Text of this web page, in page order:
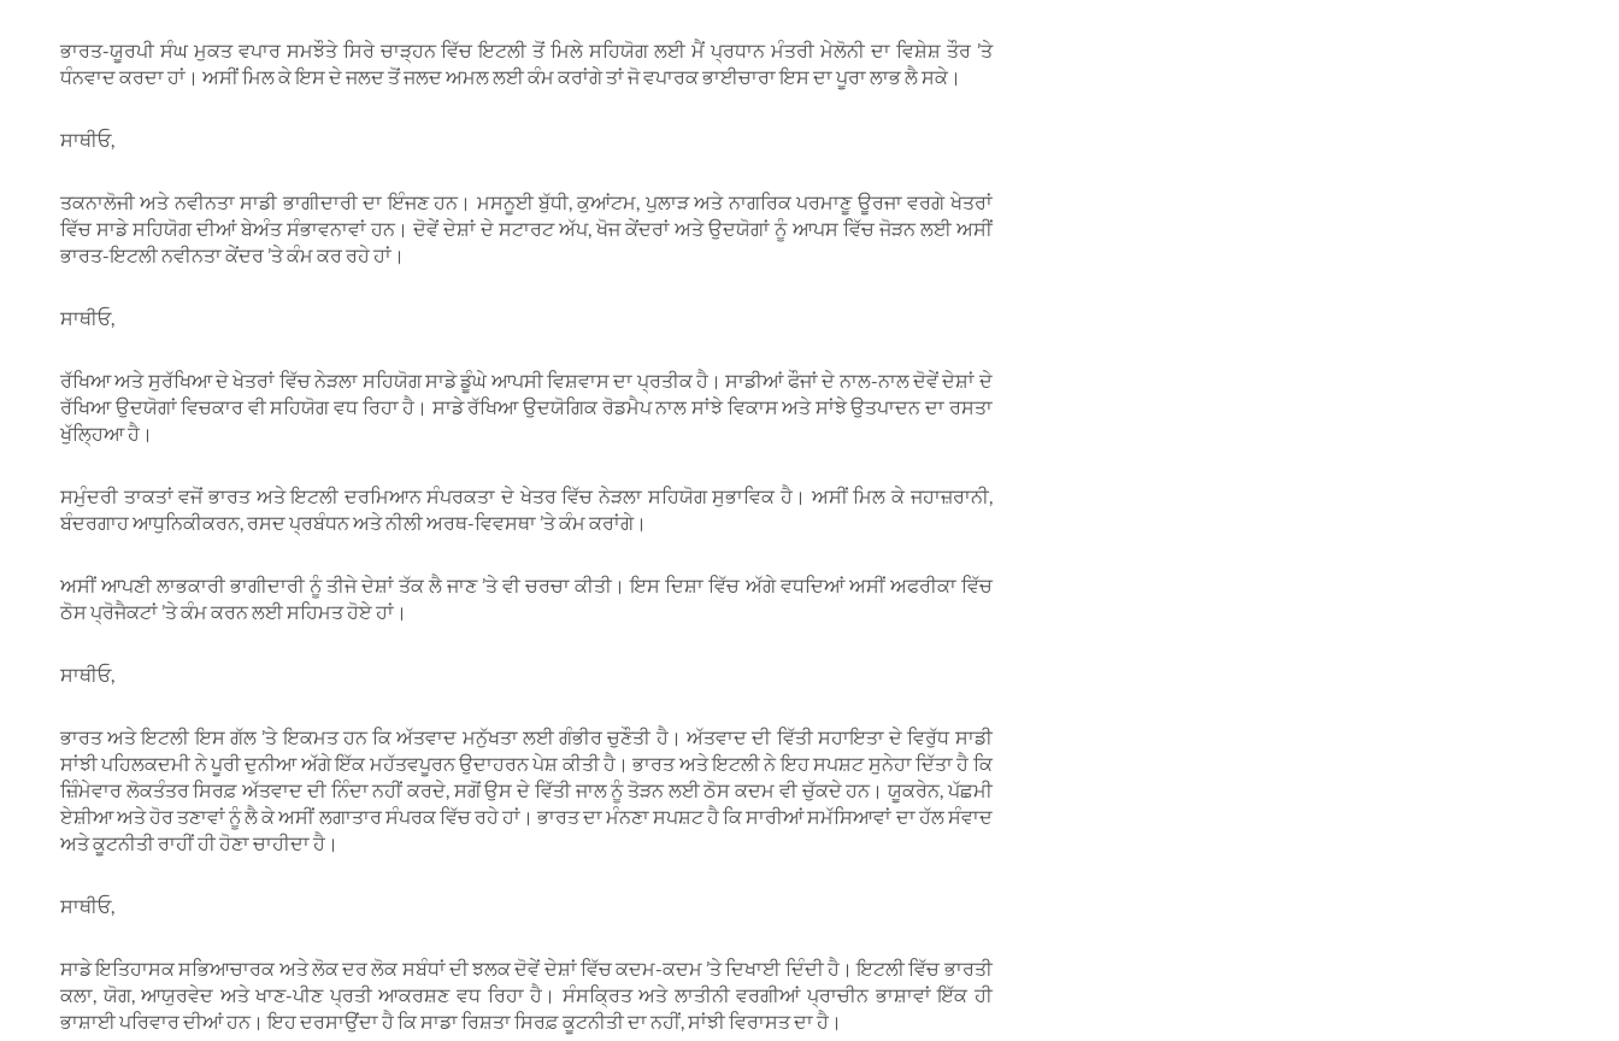
ਭਾਰਤ-ਯੂਰਪੀ ਸੰਘ ਮੁਕਤ ਵਪਾਰ ਸਮਝੌਤੇ ਸਿਰੇ ਚਾੜ੍ਹਨ ਵਿੱਚ ਇਟਲੀ ਤੋਂ ਮਿਲੇ ਸਹਿਯੋਗ ਲਈ ਮੈਂ ਪ੍ਰਧਾਨ ਮੰਤਰੀ ਮੇਲੋਨੀ ਦਾ ਵਿਸ਼ੇਸ਼ ਤੌਰ ’ਤੇ
ਧੰਨਵਾਦ ਕਰਦਾ ਹਾਂ। ਅਸੀਂ ਮਿਲ ਕੇ ਇਸ ਦੇ ਜਲਦ ਤੋਂ ਜਲਦ ਅਮਲ ਲਈ ਕੰਮ ਕਰਾਂਗੇ ਤਾਂ ਜੋ ਵਪਾਰਕ ਭਾਈਚਾਰਾ ਇਸ ਦਾ ਪੂਰਾ ਲਾਭ ਲੈ ਸਕੇ।
ਸਾਥੀਓ,
ਤਕਨਾਲੋਜੀ ਅਤੇ ਨਵੀਨਤਾ ਸਾਡੀ ਭਾਗੀਦਾਰੀ ਦਾ ਇੰਜਣ ਹਨ। ਮਸਨੂਈ ਬੁੱਧੀ, ਕੁਆਂਟਮ, ਪੁਲਾੜ ਅਤੇ ਨਾਗਰਿਕ ਪਰਮਾਣੂ ਊਰਜਾ ਵਰਗੇ ਖੇਤਰਾਂ
ਵਿੱਚ ਸਾਡੇ ਸਹਿਯੋਗ ਦੀਆਂ ਬੇਅੰਤ ਸੰਭਾਵਨਾਵਾਂ ਹਨ। ਦੋਵੇਂ ਦੇਸ਼ਾਂ ਦੇ ਸਟਾਰਟ ਅੱਪ, ਖੋਜ ਕੇਂਦਰਾਂ ਅਤੇ ਉਦਯੋਗਾਂ ਨੂੰ ਆਪਸ ਵਿੱਚ ਜੋੜਨ ਲਈ ਅਸੀਂ
ਭਾਰਤ-ਇਟਲੀ ਨਵੀਨਤਾ ਕੇਂਦਰ ’ਤੇ ਕੰਮ ਕਰ ਰਹੇ ਹਾਂ।
ਸਾਥੀਓ,
ਰੱਖਿਆ ਅਤੇ ਸੁਰੱਖਿਆ ਦੇ ਖੇਤਰਾਂ ਵਿੱਚ ਨੇੜਲਾ ਸਹਿਯੋਗ ਸਾਡੇ ਡੂੰਘੇ ਆਪਸੀ ਵਿਸ਼ਵਾਸ ਦਾ ਪ੍ਰਤੀਕ ਹੈ। ਸਾਡੀਆਂ ਫੌਜਾਂ ਦੇ ਨਾਲ-ਨਾਲ ਦੋਵੇਂ ਦੇਸ਼ਾਂ ਦੇ
ਰੱਖਿਆ ਉਦਯੋਗਾਂ ਵਿਚਕਾਰ ਵੀ ਸਹਿਯੋਗ ਵਧ ਰਿਹਾ ਹੈ। ਸਾਡੇ ਰੱਖਿਆ ਉਦਯੋਗਿਕ ਰੋਡਮੈਪ ਨਾਲ ਸਾਂਝੇ ਵਿਕਾਸ ਅਤੇ ਸਾਂਝੇ ਉਤਪਾਦਨ ਦਾ ਰਸਤਾ
ਖੁੱਲ੍ਹਿਆ ਹੈ।
ਸਮੁੰਦਰੀ ਤਾਕਤਾਂ ਵਜੋਂ ਭਾਰਤ ਅਤੇ ਇਟਲੀ ਦਰਮਿਆਨ ਸੰਪਰਕਤਾ ਦੇ ਖੇਤਰ ਵਿੱਚ ਨੇੜਲਾ ਸਹਿਯੋਗ ਸੁਭਾਵਿਕ ਹੈ। ਅਸੀਂ ਮਿਲ ਕੇ ਜਹਾਜ਼ਰਾਨੀ,
ਬੰਦਰਗਾਹ ਆਧੁਨਿਕੀਕਰਨ, ਰਸਦ ਪ੍ਰਬੰਧਨ ਅਤੇ ਨੀਲੀ ਅਰਥ-ਵਿਵਸਥਾ ’ਤੇ ਕੰਮ ਕਰਾਂਗੇ।
ਅਸੀਂ ਆਪਣੀ ਲਾਭਕਾਰੀ ਭਾਗੀਦਾਰੀ ਨੂੰ ਤੀਜੇ ਦੇਸ਼ਾਂ ਤੱਕ ਲੈ ਜਾਣ ’ਤੇ ਵੀ ਚਰਚਾ ਕੀਤੀ। ਇਸ ਦਿਸ਼ਾ ਵਿੱਚ ਅੱਗੇ ਵਧਦਿਆਂ ਅਸੀਂ ਅਫਰੀਕਾ ਵਿੱਚ
ਠੋਸ ਪ੍ਰੋਜੈਕਟਾਂ ’ਤੇ ਕੰਮ ਕਰਨ ਲਈ ਸਹਿਮਤ ਹੋਏ ਹਾਂ।
ਸਾਥੀਓ,
ਭਾਰਤ ਅਤੇ ਇਟਲੀ ਇਸ ਗੱਲ ’ਤੇ ਇਕਮਤ ਹਨ ਕਿ ਅੱਤਵਾਦ ਮਨੁੱਖਤਾ ਲਈ ਗੰਭੀਰ ਚੁਣੌਤੀ ਹੈ। ਅੱਤਵਾਦ ਦੀ ਵਿੱਤੀ ਸਹਾਇਤਾ ਦੇ ਵਿਰੁੱਧ ਸਾਡੀ
ਸਾਂਝੀ ਪਹਿਲਕਦਮੀ ਨੇ ਪੂਰੀ ਦੁਨੀਆ ਅੱਗੇ ਇੱਕ ਮਹੱਤਵਪੂਰਨ ਉਦਾਹਰਨ ਪੇਸ਼ ਕੀਤੀ ਹੈ। ਭਾਰਤ ਅਤੇ ਇਟਲੀ ਨੇ ਇਹ ਸਪਸ਼ਟ ਸੁਨੇਹਾ ਦਿੱਤਾ ਹੈ ਕਿ
ਜ਼ਿੰਮੇਵਾਰ ਲੋਕਤੰਤਰ ਸਿਰਫ਼ ਅੱਤਵਾਦ ਦੀ ਨਿੰਦਾ ਨਹੀਂ ਕਰਦੇ, ਸਗੋਂ ਉਸ ਦੇ ਵਿੱਤੀ ਜਾਲ ਨੂੰ ਤੋੜਨ ਲਈ ਠੋਸ ਕਦਮ ਵੀ ਚੁੱਕਦੇ ਹਨ। ਯੂਕਰੇਨ, ਪੱਛਮੀ
ਏਸ਼ੀਆ ਅਤੇ ਹੋਰ ਤਣਾਵਾਂ ਨੂੰ ਲੈ ਕੇ ਅਸੀਂ ਲਗਾਤਾਰ ਸੰਪਰਕ ਵਿੱਚ ਰਹੇ ਹਾਂ। ਭਾਰਤ ਦਾ ਮੰਨਣਾ ਸਪਸ਼ਟ ਹੈ ਕਿ ਸਾਰੀਆਂ ਸਮੱਸਿਆਵਾਂ ਦਾ ਹੱਲ ਸੰਵਾਦ
ਅਤੇ ਕੂਟਨੀਤੀ ਰਾਹੀਂ ਹੀ ਹੋਣਾ ਚਾਹੀਦਾ ਹੈ।
ਸਾਥੀਓ,
ਸਾਡੇ ਇਤਿਹਾਸਕ ਸਭਿਆਚਾਰਕ ਅਤੇ ਲੋਕ ਦਰ ਲੋਕ ਸਬੰਧਾਂ ਦੀ ਝਲਕ ਦੋਵੇਂ ਦੇਸ਼ਾਂ ਵਿੱਚ ਕਦਮ-ਕਦਮ ’ਤੇ ਦਿਖਾਈ ਦਿੰਦੀ ਹੈ। ਇਟਲੀ ਵਿੱਚ ਭਾਰਤੀ
ਕਲਾ, ਯੋਗ, ਆਯੁਰਵੇਦ ਅਤੇ ਖਾਣ-ਪੀਣ ਪ੍ਰਤੀ ਆਕਰਸ਼ਣ ਵਧ ਰਿਹਾ ਹੈ। ਸੰਸਕ੍ਰਿਤ ਅਤੇ ਲਾਤੀਨੀ ਵਰਗੀਆਂ ਪ੍ਰਾਚੀਨ ਭਾਸ਼ਾਵਾਂ ਇੱਕ ਹੀ
ਭਾਸ਼ਾਈ ਪਰਿਵਾਰ ਦੀਆਂ ਹਨ। ਇਹ ਦਰਸਾਉਂਦਾ ਹੈ ਕਿ ਸਾਡਾ ਰਿਸ਼ਤਾ ਸਿਰਫ਼ ਕੂਟਨੀਤੀ ਦਾ ਨਹੀਂ, ਸਾਂਝੀ ਵਿਰਾਸਤ ਦਾ ਹੈ।